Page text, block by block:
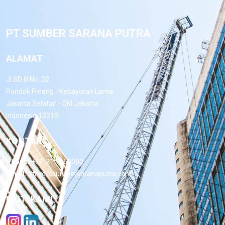
PT SUMBER SARANA PUTRA
ALAMAT
Jl.SD III No. 02
Pondok Pinang - Kebayoran Lama
Jakarta Selatan - DKI Jakarta
Indonesia 12310
KONTAK
Phone: +62-21 7660080
Email:office@sumbersaranaputra.com
IKUTI KAMI